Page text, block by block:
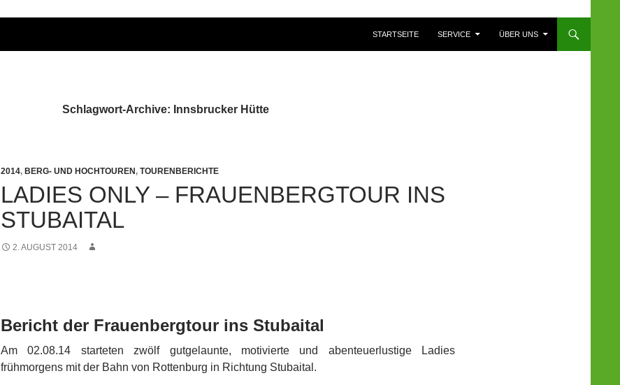
STARTSEITE
SERVICE ÜBER UNS
Schlagwort-Archive: Innsbrucker Hütte
2014, BERG- UND HOCHTOUREN, TOURENBERICHTE
LADIES ONLY – FRAUENBERGTOUR INS
STUBAITAL
2. AUGUST 2014
Bericht der Frauenbergtour ins Stubaital
Am 02.08.14 starteten zwölf gutgelaunte, motivierte und abenteuerlustige Ladies
frühmorgens mit der Bahn von Rottenburg in Richtung Stubaital.